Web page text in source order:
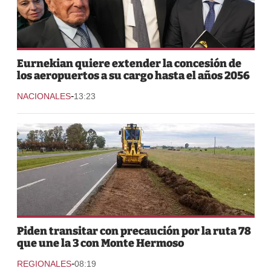
Eurnekian quiere extender la concesión de
los aeropuertos a su cargo hasta el años 2056
NACIONALES-13:23
Piden transitar con precaución por la ruta 78
que une la 3 con Monte Hermoso
REGIONALES-08:19